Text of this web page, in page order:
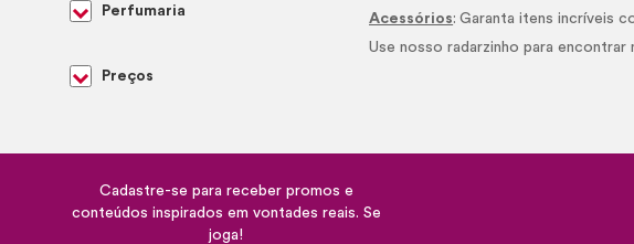
Acessórios: Garanta itens incríveis
Use nosso radarzinho para encontrar
Perfumaria
Preços
Cadastre-se para receber promos e
conteúdos inspirados em vontades reais. Se
joga!